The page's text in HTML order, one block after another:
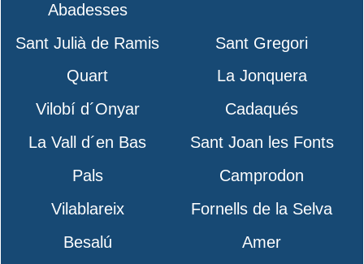
Abadesses
Sant Julià de Ramis
Sant Gregori
Quart
La Jonquera
Vilobí d´Onyar
Cadaqués
La Vall d´en Bas
Sant Joan les Fonts
Pals
Camprodon
Vilablareix
Fornells de la Selva
Besalú
Amer